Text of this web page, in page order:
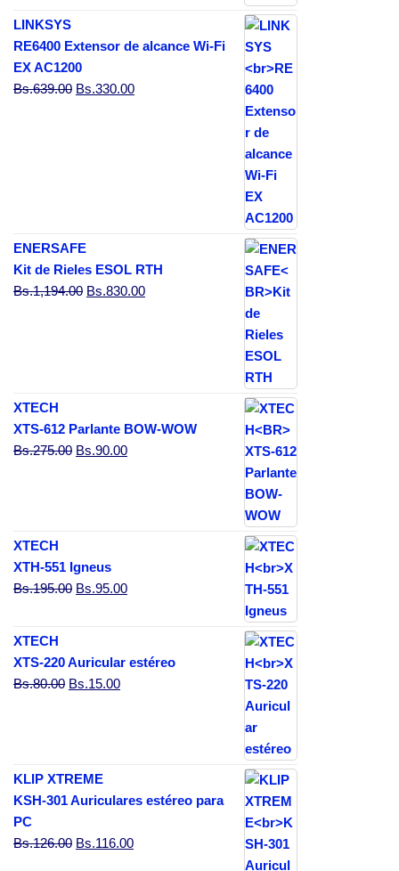
LINKSYS
RE6400 Extensor de alcance Wi-Fi
EX AC1200
Bs.639.00 El precio original era: Bs.639.00.
Bs.330.00El precio actual es: Bs.330.00.
ENERSAFE
Kit de Rieles ESOL RTH
Bs.1,194.00 El precio original era: Bs.1,194.00.
Bs.830.00El precio actual es: Bs.830.00.
XTECH
XTS-612 Parlante BOW-WOW
Bs.275.00 El precio original era: Bs.275.00.
Bs.90.00El precio actual es: Bs.90.00.
XTECH
XTH-551 Igneus
Bs.195.00 El precio original era: Bs.195.00.
Bs.95.00El precio actual es: Bs.95.00.
XTECH
XTS-220 Auricular estéreo
Bs.80.00 El precio original era: Bs.80.00.
Bs.15.00El precio actual es: Bs.15.00.
KLIP XTREME
KSH-301 Auriculares estéreo para
PC
Bs.126.00 El precio original era: Bs.126.00.
Bs.116.00El precio actual es: Bs.116.00.